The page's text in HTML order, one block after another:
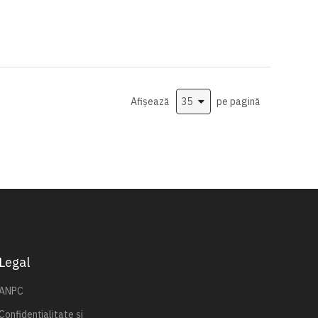
Afișează
pe pagină
Legal
Confidențialitate și